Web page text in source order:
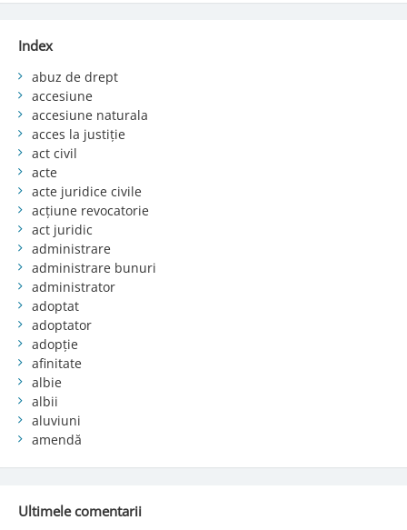
Index
abuz de drept
accesiune
accesiune naturala
acces la justiție
act civil
acte
acte juridice civile
acțiune revocatorie
act juridic
administrare
administrare bunuri
administrator
adoptat
adoptator
adopție
afinitate
albie
albii
aluviuni
amendă
Ultimele comentarii